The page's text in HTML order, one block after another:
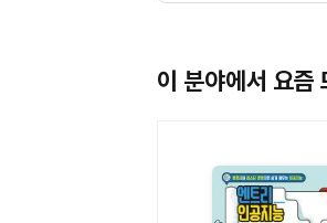
이 분야에서 요즘